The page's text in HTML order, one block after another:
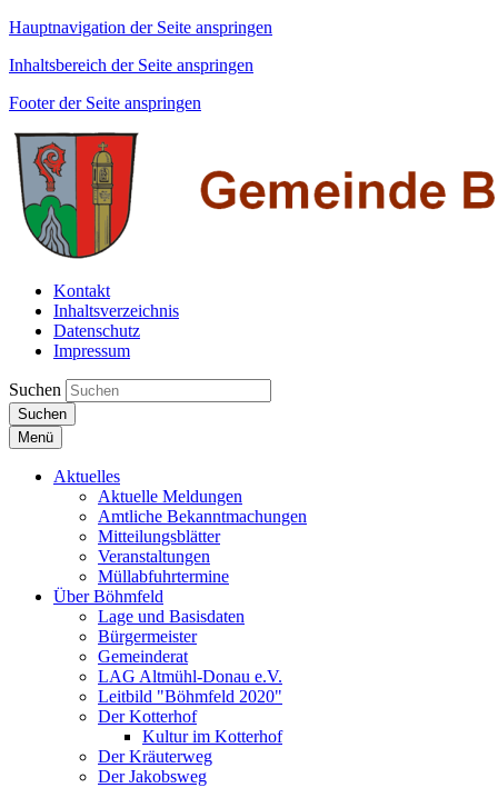
Hauptnavigation der Seite anspringen
Inhaltsbereich der Seite anspringen
Footer der Seite anspringen
Kontakt
Inhaltsverzeichnis
Datenschutz
Impressum
Suchen
Suchen
Menü
Aktuelles
Aktuelle Meldungen
Amtliche Bekanntmachungen
Mitteilungsblätter
Veranstaltungen
Müllabfuhrtermine
Über Böhmfeld
Lage und Basisdaten
Bürgermeister
Gemeinderat
LAG Altmühl-Donau e.V.
Leitbild "Böhmfeld 2020"
Der Kotterhof
Kultur im Kotterhof
Der Kräuterweg
Der Jakobsweg